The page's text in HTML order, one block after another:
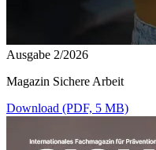
Ausgabe 2/2026
Magazin Sichere Arbeit
Download (PDF, 5 MB)